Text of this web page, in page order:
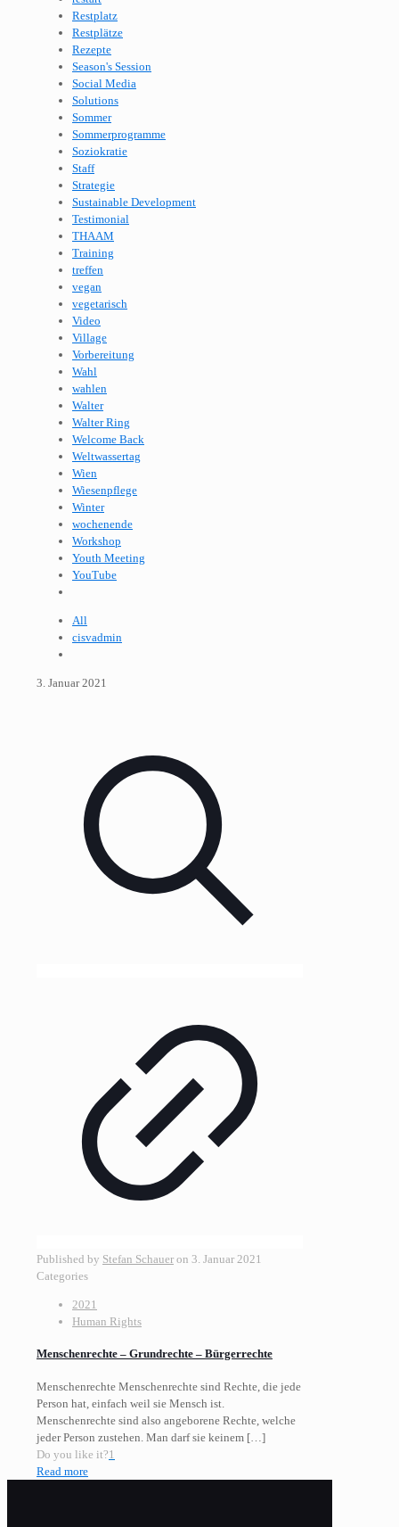
Restplatz
Restplätze
Rezepte
Season's Session
Social Media
Solutions
Sommer
Sommerprogramme
Soziokratie
Staff
Strategie
Sustainable Development
Testimonial
THAAM
Training
treffen
vegan
vegetarisch
Video
Village
Vorbereitung
Wahl
wahlen
Walter
Walter Ring
Welcome Back
Weltwassertag
Wien
Wiesenpflege
Winter
wochenende
Workshop
Youth Meeting
YouTube
All
cisvadmin
3. Januar 2021
Published by Stefan Schauer on 3. Januar 2021
Categories
2021
Human Rights
Menschenrechte – Grundrechte – Bürgerrechte
Menschenrechte Menschenrechte sind Rechte, die jede
Person hat, einfach weil sie Mensch ist.
Menschenrechte sind also angeborene Rechte, welche
jeder Person zustehen. Man darf sie keinem […]
Do you like it?1
Read more